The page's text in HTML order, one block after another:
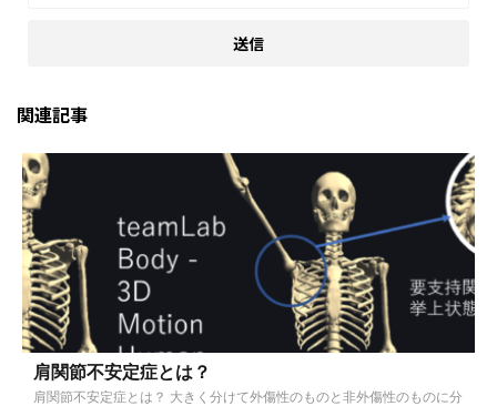
関連記事
肩関節不安定症とは？
肩関節不安定症とは？ 大きく分けて外傷性のものと非外傷性のものに分